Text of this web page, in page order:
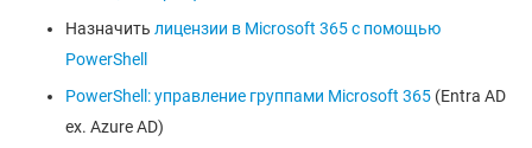
Назначить лицензии в Microsoft 365 с помощью
PowerShell
PowerShell: управление группами Microsoft 365 (Entra AD
ex. Azure AD)